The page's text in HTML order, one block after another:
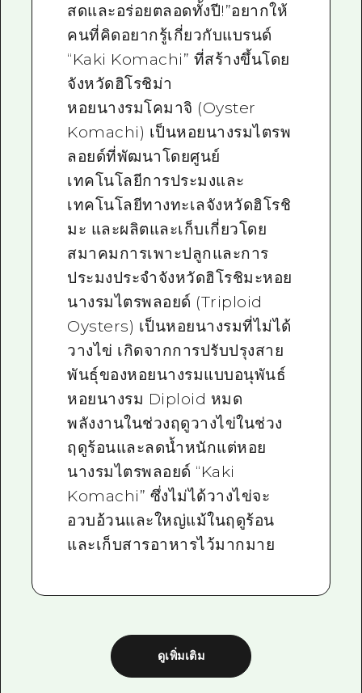
สดและอร่อยตลอดทั้งปี!”อยากให้
คนที่คิดอยากรู้เกี่ยวกับแบรนด์
“Kaki Komachi” ที่สร้างขึ้นโดย
จังหวัดฮิโรชิม่า
หอยนางรมโคมาจิ (Oyster
Komachi) เป็นหอยนางรมไตรพ
ลอยด์ที่พัฒนาโดยศูนย์
เทคโนโลยีการประมงและ
เทคโนโลยีทางทะเลจังหวัดฮิโรชิ
มะ และผลิตและเก็บเกี่ยวโดย
สมาคมการเพาะปลูกและการ
ประมงประจำจังหวัดฮิโรชิมะหอย
นางรมไตรพลอยด์ (Triploid
Oysters) เป็นหอยนางรมที่ไม่ได้
วางไข่ เกิดจากการปรับปรุงสาย
พันธุ์ของหอยนางรมแบบอนุพันธ์
หอยนางรม Diploid หมด
พลังงานในช่วงฤดูวางไข่ในช่วง
ฤดูร้อนและลดน้ำหนักแต่หอย
นางรมไตรพลอยด์ “Kaki
Komachi” ซึ่งไม่ได้วางไข่จะ
อวบอ้วนและใหญ่แม้ในฤดูร้อน
และเก็บสารอาหารไว้มากมาย
ดูเพิ่มเติม